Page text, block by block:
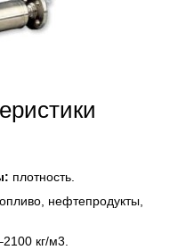
плотность.
нефтепродукты,
кг/м3.